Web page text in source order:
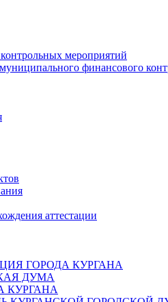
мероприятий
финансового
аттестации
ГОРОДА КУРГАНА
ДУМА
КУРГАНА